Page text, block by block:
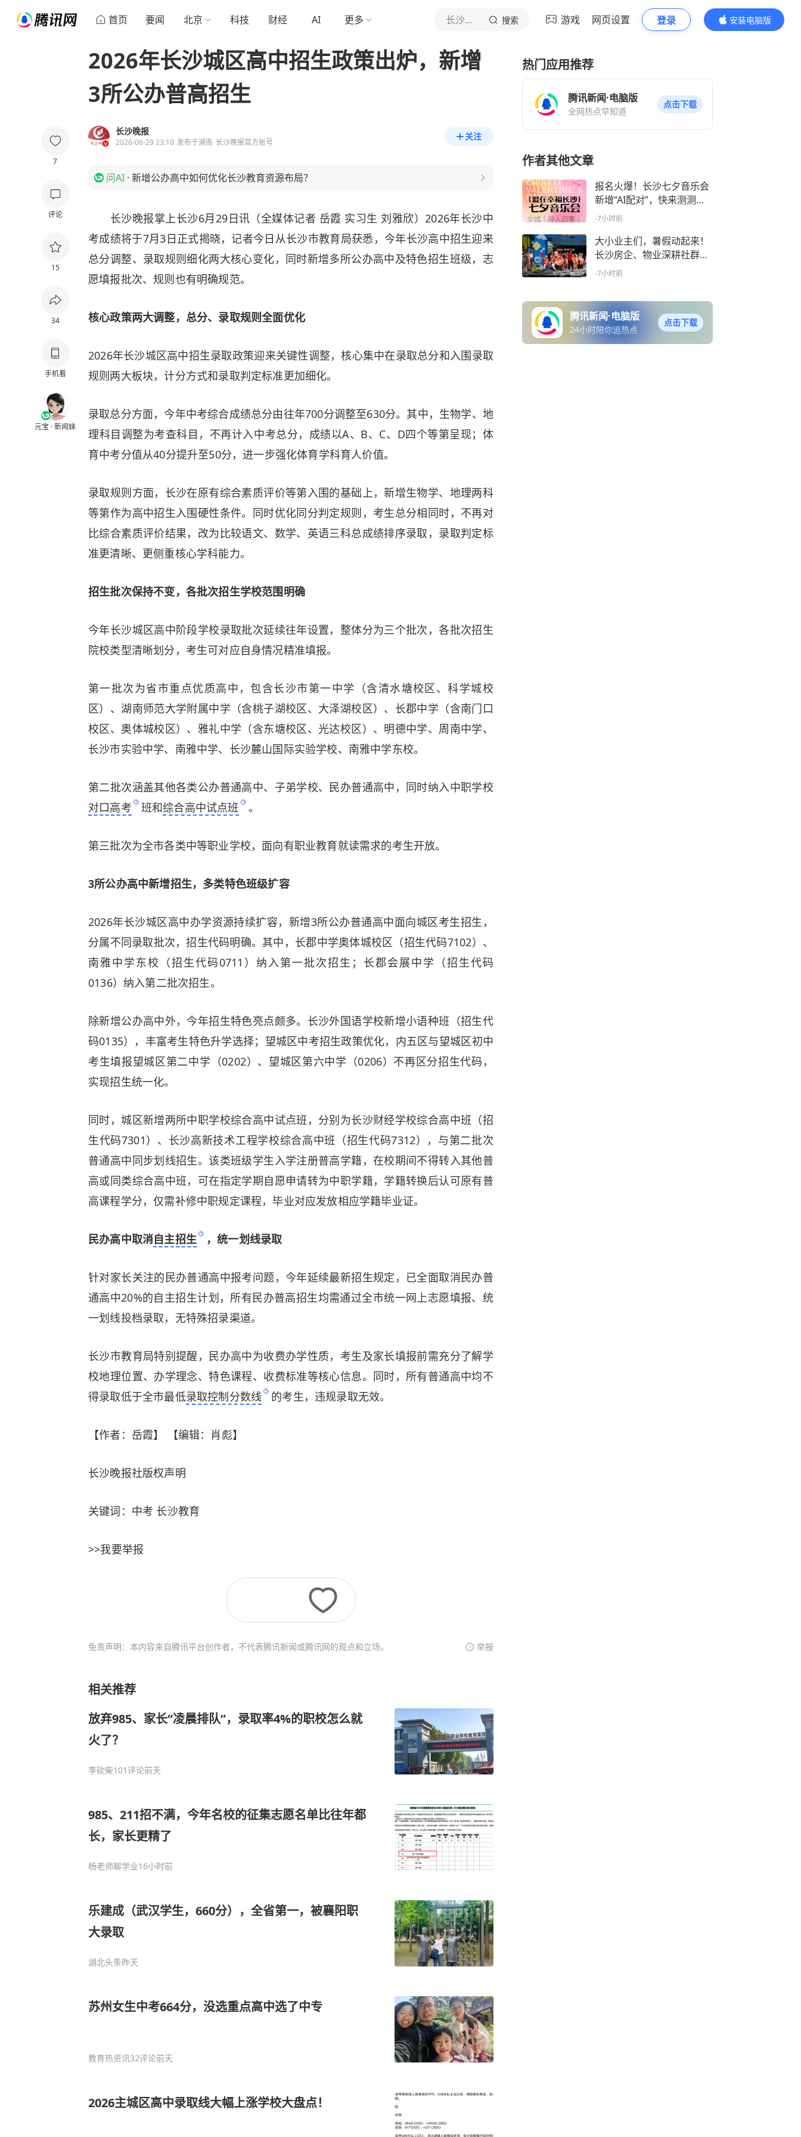
首页 要闻 北京 科技 财经 AI 更多 长沙晚报 搜索 游戏 网页设置 登录
安装电脑版
内容更精彩
7
评论
15
34
手机看
元宝 · 新闻妹
2026年长沙城区高中招生政策出炉，新增
3所公办普高招生
长沙晚报
2026-06-29 23:10 发布于湖南 长沙晚报官方账号
关注
问AI · 新增公办高中如何优化长沙教育资源布局？
长沙晚报掌上长沙6月29日讯（全媒体记者 岳霞 实习生 刘雅欣）2026年长沙中
考成绩将于7月3日正式揭晓，记者今日从长沙市教育局获悉，今年长沙高中招生迎来
总分调整、录取规则细化两大核心变化，同时新增多所公办高中及特色招生班级，志
愿填报批次、规则也有明确规范。
核心政策两大调整，总分、录取规则全面优化
2026年长沙城区高中招生录取政策迎来关键性调整，核心集中在录取总分和入围录取
规则两大板块，计分方式和录取判定标准更加细化。
录取总分方面，今年中考综合成绩总分由往年700分调整至630分。其中，生物学、地
理科目调整为考查科目，不再计入中考总分，成绩以A、B、C、D四个等第呈现；体
育中考分值从40分提升至50分，进一步强化体育学科育人价值。
录取规则方面，长沙在原有综合素质评价等第入围的基础上，新增生物学、地理两科
等第作为高中招生入围硬性条件。同时优化同分判定规则，考生总分相同时，不再对
比综合素质评价结果，改为比较语文、数学、英语三科总成绩排序录取，录取判定标
准更清晰、更侧重核心学科能力。
招生批次保持不变，各批次招生学校范围明确
今年长沙城区高中阶段学校录取批次延续往年设置，整体分为三个批次，各批次招生
院校类型清晰划分，考生可对应自身情况精准填报。
第一批次为省市重点优质高中，包含长沙市第一中学（含清水塘校区、科学城校
区）、湖南师范大学附属中学（含桃子湖校区、大泽湖校区）、长郡中学（含南门口
校区、奥体城校区）、雅礼中学（含东塘校区、光达校区）、明德中学、周南中学、
长沙市实验中学、南雅中学、长沙麓山国际实验学校、南雅中学东校。
第二批次涵盖其他各类公办普通高中、子弟学校、民办普通高中，同时纳入中职学校
对口高考
班和综合高中试点班 。
第三批次为全市各类中等职业学校，面向有职业教育就读需求的考生开放。
3所公办高中新增招生，多类特色班级扩容
2026年长沙城区高中办学资源持续扩容，新增3所公办普通高中面向城区考生招生，
分属不同录取批次，招生代码明确。其中，长郡中学奥体城校区（招生代码7102）、
南雅中学东校（招生代码0711）纳入第一批次招生；长郡会展中学（招生代码
0136）纳入第二批次招生。
除新增公办高中外，今年招生特色亮点颇多。 长沙外国语学校新增小语种班（招生代
码0135），丰富考生特色升学选择；望城区中考招生政策优化，内五区与望城区初中
考生填报望城区第二中学（0202）、望城区第六中学（0206）不再区分招生代码，
实现招生统一化。
同时，城区新增两所中职学校综合高中试点班，分别为长沙财经学校综合高中班（招
生代码7301）、长沙高新技术工程学校综合高中班（招生代码7312），与第二批次
普通高中同步划线招生。该类班级学生入学注册普高学籍，在校期间不得转入其他普
高或同类综合高中班，可在指定学期自愿申请转为中职学籍，学籍转换后认可原有普
高课程学分，仅需补修中职规定课程，毕业对应发放相应学籍毕业证。
民办高中取消自主招生 ，统一划线录取
针对家长关注的民办普通高中报考问题，今年延续最新招生规定，已全面取消民办普
通高中20%的自主招生计划，所有民办普高招生均需通过全市统一网上志愿填报、统
一划线投档录取，无特殊招录渠道。
长沙市教育局特别提醒，民办高中为收费办学性质，考生及家长填报前需充分了解学
校地理位置、办学理念、特色课程、收费标准等核心信息。同时，所有普通高中均不
得录取低于全市最低录取控制分数线 的考生，违规录取无效。
【作者：岳霞】 【编辑：肖彪】
长沙晚报社版权声明
关键词：中考 长沙教育
>>我要举报
免责声明：本内容来自腾讯平台创作者，不代表腾讯新闻或腾讯网的观点和立场。 举报
相关推荐
放弃985、家长“凌晨排队”，录取率4%的职校怎么就
火了？
李砍柴101评论前天
985、211招不满，今年名校的征集志愿名单比往年都
长，家长更精了
杨老师聊学业16小时前
乐建成（武汉学生，660分），全省第一，被襄阳职
大录取
湖北头条昨天
苏州女生中考664分，没选重点高中选了中专
教育热资讯32评论前天
2026主城区高中录取线大幅上涨学校大盘点！
热门应用推荐
腾讯新闻·电脑版
全网热点早知道
点击下载
作者其他文章
报名火爆！长沙七夕音乐会
新增“AI配对”，快来测测你
的七夕缘分
-7小时前
大小业主们，暑假动起来！
长沙房企、物业深耕社群开
启多维服务
-7小时前
腾讯新闻·电脑版
24小时陪你追热点
点击下载